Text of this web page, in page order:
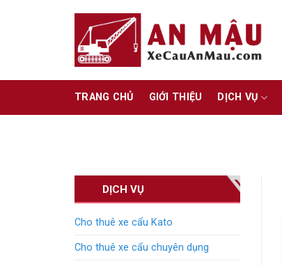
TRANG CHỦ GIỚI THIỆU DỊCH VỤ
DỊCH VỤ
Cho thuê xe cẩu Kato
Cho thuê xe cẩu chuyên dụng